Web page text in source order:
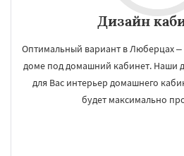
Дизайн
Оптимальный вариант в Люберцах –
доме под домашний кабинет. Наши
для Вас интерьер домашнего
будет максимально